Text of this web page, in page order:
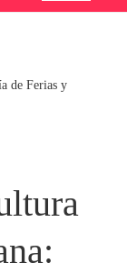
de Ferias y